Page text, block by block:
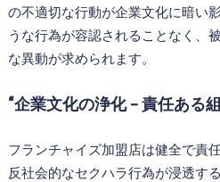
の不適切な行動が企業文化に暗い
うな行為が容認されることなく、
な異動が求められます。
“企業文化の浄化 – 責任ある
フランチャイズ加盟店は健全で責
反社会的なセクハラ行為が浸透す